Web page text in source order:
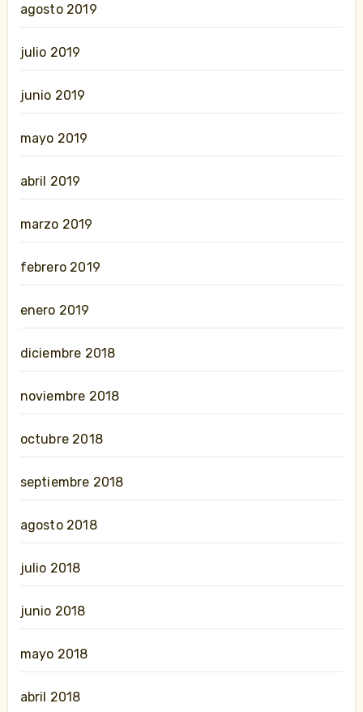
agosto 2019
julio 2019
junio 2019
mayo 2019
abril 2019
marzo 2019
febrero 2019
enero 2019
diciembre 2018
noviembre 2018
octubre 2018
septiembre 2018
agosto 2018
julio 2018
junio 2018
mayo 2018
abril 2018